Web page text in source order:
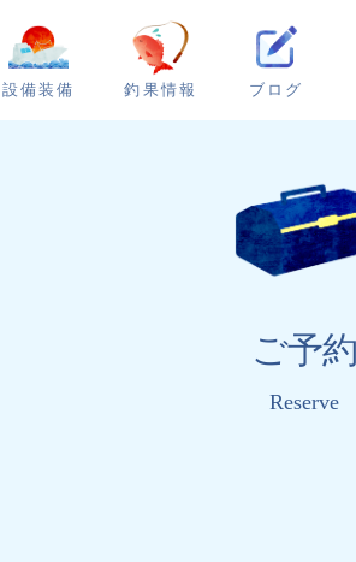
設備装備 釣果情報 ブログ
ご予約
Reserve